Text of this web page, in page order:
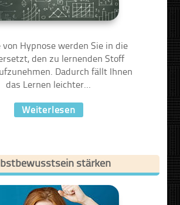
Hypnose werden Sie in die
den zu lernenden Stoff
Dadurch fällt Ihnen
das Lernen leichter...
Weiterlesen
stärken